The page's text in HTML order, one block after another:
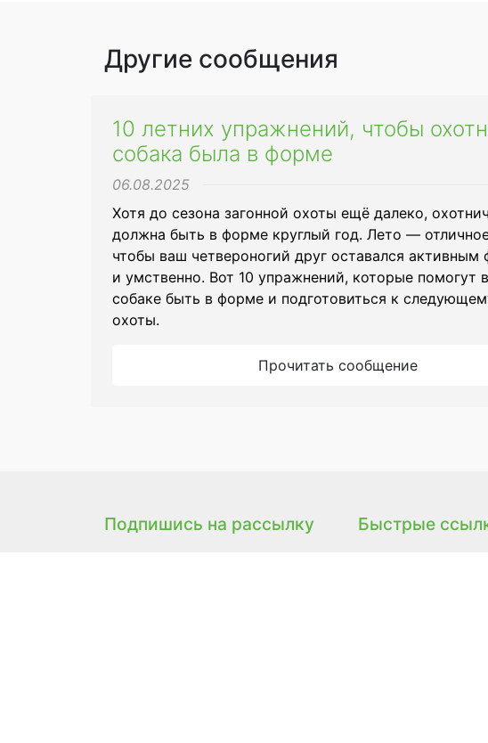
Другие сообщения
10 летних упражнений, чтобы
собака была в форме
06.08.2025
Хотя до сезона загонной охоты ещё далеко,
должна быть в форме круглый год. Лето —
чтобы ваш четвероногий друг оставался активным
и умственно. Вот 10 упражнений, которые помогут
собаке быть в форме и подготовиться к
охоты.
Прочитать сообщение
Подпишись на рассылку Быстрые